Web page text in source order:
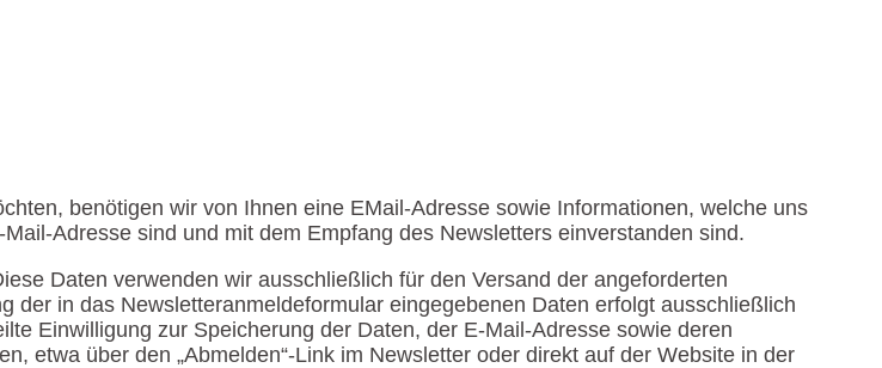
benötigen wir von Ihnen eine EMail-Adresse sowie Informationen, welche uns
Adresse sind und mit dem Empfang des Newsletters einverstanden sind.
Daten verwenden wir ausschließlich für den Versand der angeforderten
der in das Newsletteranmeldeformular eingegebenen Daten erfolgt ausschließlich
Einwilligung zur Speicherung der Daten, der E-Mail-Adresse sowie deren
etwa über den „Abmelden“-Link im Newsletter oder direkt auf der Website in der